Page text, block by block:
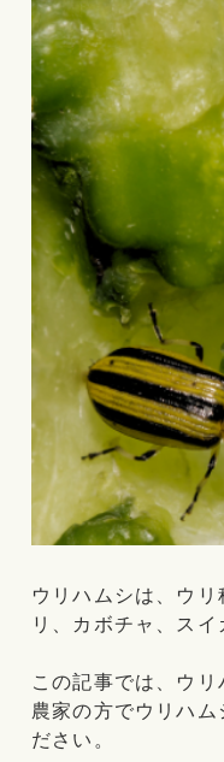
ウリハムシは、ウ
リ、カボチャ、ス
この記事では、ウ
農家の方でウリハ
ださい。